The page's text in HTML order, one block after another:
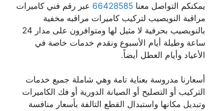
يمكنكم التواصل معنا 66428585 عبر رقم فني كاميرات
مراقبة النويصيب لتركيب كاميرات مراقبه مخفية
بالنويصيب بحرفية لا مثيل لها ومتوافرون على مدار 24
ساعة وطيلة أيام الأسبوع ونقدم خدمات خاصة في
الأعياد وأيام العطل أيضاً.
أسعارنا مدروسة بعناية تامة وهي شاملة جميع خدمات
التركيب أو التصليح أو الصيانة الدورية أو فك الكاميرات
وتبديل مكانها واستبدال القطع التالفة بأسعار منافسة